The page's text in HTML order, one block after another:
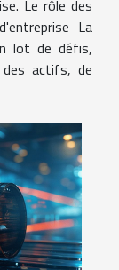
Le rôle des
La
lot de défis,
actifs, de